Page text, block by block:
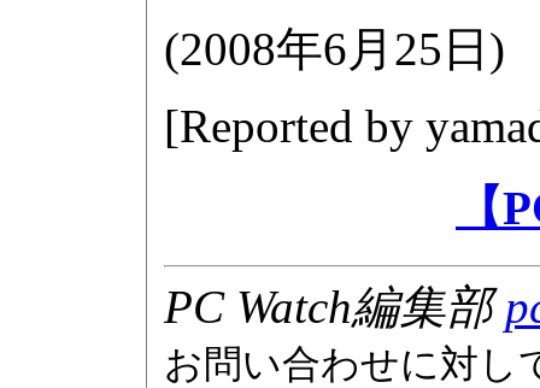
(2008年6月25日 )
[Reported by
【
PC Watch編集部
お問い合わせに対し